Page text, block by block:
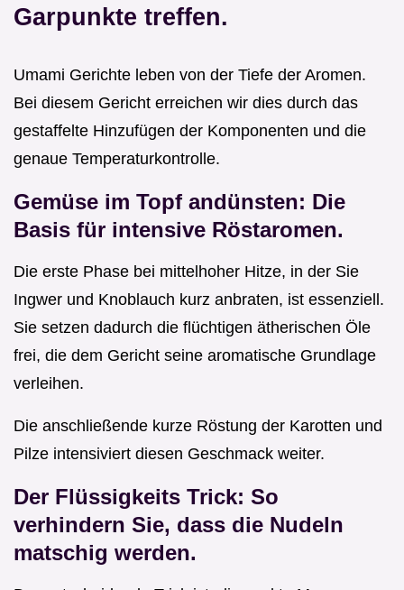
Garpunkte treffen.
Umami Gerichte leben von der Tiefe der Aromen.
Bei diesem Gericht erreichen wir dies durch das
gestaffelte Hinzufügen der Komponenten und die
genaue Temperaturkontrolle.
Gemüse im Topf andünsten: Die
Basis für intensive Röstaromen.
Die erste Phase bei mittelhoher Hitze, in der Sie
Ingwer und Knoblauch kurz anbraten, ist essenziell.
Sie setzen dadurch die flüchtigen ätherischen Öle
frei, die dem Gericht seine aromatische Grundlage
verleihen.
Die anschließende kurze Röstung der Karotten und
Pilze intensiviert diesen Geschmack weiter.
Der Flüssigkeits Trick: So
verhindern Sie, dass die Nudeln
matschig werden.